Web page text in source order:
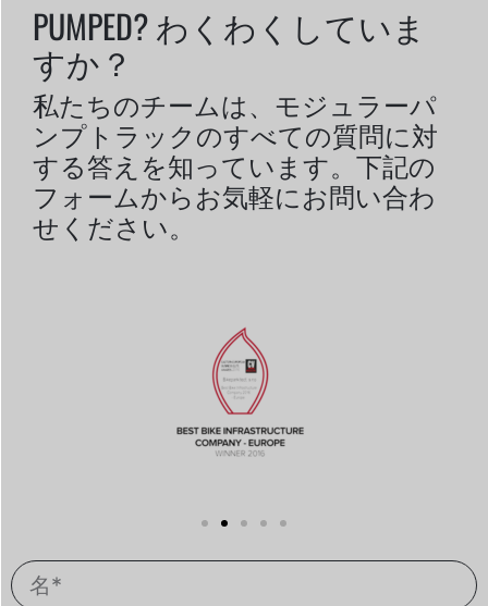
PUMPED? わくわくしていま
すか？
私たちのチームは、モジュラーパ
ンプトラックのすべての質問に対
する答えを知っています。下記の
フォームからお気軽にお問い合わ
せください。